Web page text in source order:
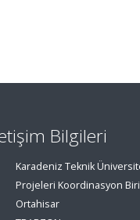
Bilgileri
Karadeniz Teknik
Projeleri Koordinasyon
Ortahisar